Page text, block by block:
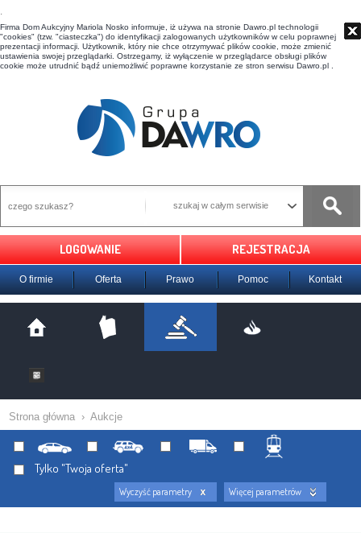
t
Firma Dom Aukcyjny Mariola Nosko informuje, iż używa na stronie Dawro.pl technologii
"cookies" (tzw. "ciasteczka") do identyfikacji zalogowanych użytkowników w celu poprawnej
prezentacji informacji. Użytkownik, który nie chce otrzymywać plików cookie, może zmienić
ustawienia swojej przeglądarki. Ostrzegamy, iż wyłączenie w przeglądarce obsługi plików
cookie może utrudnić bądź uniemożliwić poprawne korzystanie ze stron serwisu Dawro.pl .
szukaj w całym serwisie
LOGOWANIE REJESTRACJA
O firmie Oferta Prawo Pomoc Kontakt
Strona główna › Aukcje
Tylko "Twoja oferta"
Wyczyść parametry Więcej parametrów